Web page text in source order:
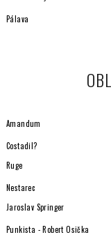
Pálava
Amandum
Costadil?
Ruge
Nestarec
Jaroslav Springer
Punkista - Robert Osička